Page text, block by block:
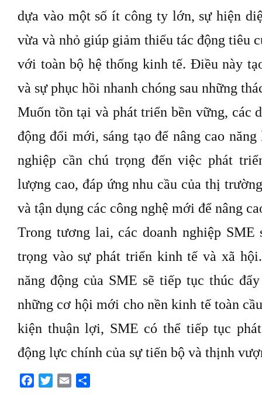
dựa vào một số ít công ty lớn, sự hiện
vừa và nhỏ giúp giảm thiểu tác động tiêu
với toàn bộ hệ thống kinh tế. Điều này
và sự phục hồi nhanh chóng sau những
Muốn tồn tại và phát triển bền vững, các
động đổi mới, sáng tạo để nâng cao
nghiệp cần chú trọng đến việc phát
lượng cao, đáp ứng nhu cầu của thị
và tận dụng các công nghệ mới để nâng
Trong tương lai, các doanh nghiệp SME
trọng vào sự phát triển kinh tế và xã
năng động của SME sẽ tiếp tục thúc
những cơ hội mới cho nền kinh tế toàn
kiện thuận lợi, SME có thể tiếp tục
động lực chính của sự tiến bộ và thịnh
Facebook
TwitterEmail